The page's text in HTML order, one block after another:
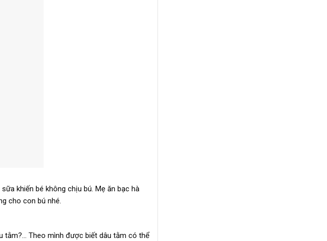
khiến bé không chịu bú. Mẹ ăn bạc hà
cho con bú nhé.
tằm?… Theo mình được biết dâu tằm có thể